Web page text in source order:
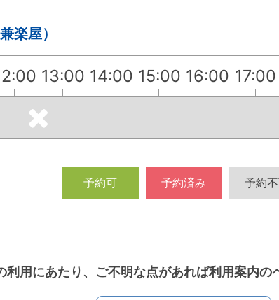
楽屋）
13:00 14:00 15:00 16:00 17:00
予約可 予約済み 予約
利用にあたり、ご不明な点があれば利用案内の